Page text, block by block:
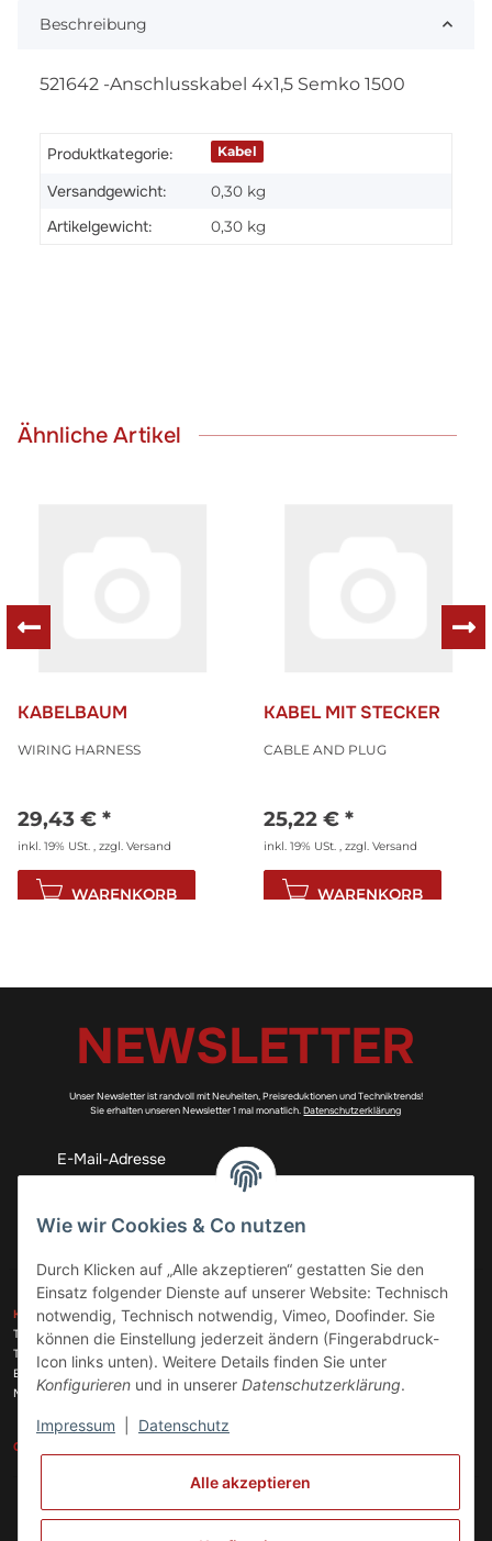
Beschreibung
521642 -Anschlusskabel 4x1,5 Semko 1500
Produktkategorie: Kabel
Versandgewicht: 0,30 kg
Artikelgewicht: 0,30 kg
Ähnliche Artikel
KABELBAUM
WIRING HARNESS
29,43 € *
inkl. 19% USt. , zzgl. Versand
WARENKORB
KABEL MIT STECKER
CABLE AND PLUG
25,22 € *
inkl. 19% USt. , zzgl. Versand
WARENKORB
NEWSLETTER
Unser Newsletter ist randvoll mit Neuheiten, Preisreduktionen und Techniktrends!
Sie erhalten unseren Newsletter 1 mal monatlich.Datenschutzerklärung
Abonnieren
KONTAKT
Telefon:+49 (0)6074 816 08 0
Telefax:
+49 (0)6074 215 08 60
E-Mail:
info@meinhausgeraetedoc.de
Max Planck Str. 6 c, 63322 Rödermark
GESETZLICHE INFORMATIONEN
ZAHLUNGSARTEN
VERSANDARTEN
Vertrag widerrufen
Wie wir Cookies & Co nutzen
Durch Klicken auf „Alle akzeptieren“ gestatten Sie den
Einsatz folgender Dienste auf unserer Website: Technisch
notwendig, Technisch notwendig, Vimeo, Doofinder. Sie
können die Einstellung jederzeit ändern (Fingerabdruck-
Icon links unten). Weitere Details finden Sie unter
Konfigurieren und in unserer Datenschutzerklärung.
Impressum Datenschutz
Alle akzeptieren